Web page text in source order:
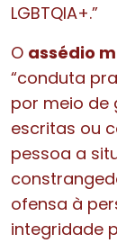
LGBTQIA+.”
O assédio
“conduta
por meio de
escritas ou
pessoa a
ofensa à
integridade